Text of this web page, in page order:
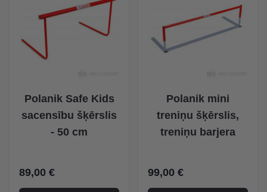
Polanik Safe Kids
sacensību šķērslis
- 50 cm
89,00 €
Polanik mini
treniņu šķērslis,
treniņu barjera
99,00 €